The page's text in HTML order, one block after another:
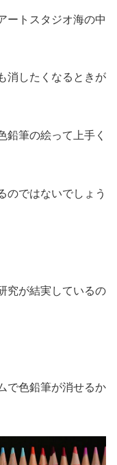
ートスタジオ海の中
消したくなるときが
鉛筆の絵って上手く
のではないでしょう
究が結実しているの
で色鉛筆が消せるか